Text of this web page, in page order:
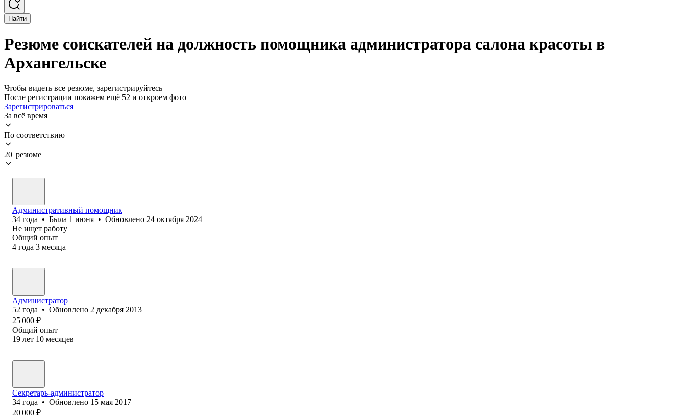
Найти
Резюме соискателей на должность помощника администратора салона красоты в
Архангельске
Чтобы видеть все резюме, зарегистрируйтесь
После регистрации покажем ещё 52 и откроем фото
Зарегистрироваться
За всё время
По соответствию
20 резюме
Административный помощник
34 года • Была 1 июня • Обновлено 24 октября 2024
Не ищет работу
Общий опыт
4 года 3 месяца
Администратор
52 года • Обновлено 2 декабря 2013
25 000 ₽
Общий опыт
19 лет 10 месяцев
Секретарь-администратор
34 года • Обновлено 15 мая 2017
20 000 ₽